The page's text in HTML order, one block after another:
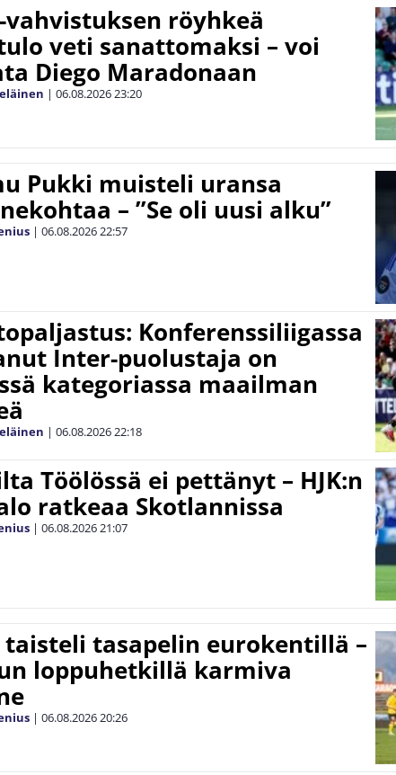
röyhkeä
veti sanattomaksi – voi
Diego Maradonaan
| 06.08.202623:20
Pukki muisteli uransa
– ”Se oli uusi alku”
| 06.08.202622:57
Konferenssiliigassa
Inter-puolustaja on
kategoriassa maailman
| 06.08.202622:18
Töölössä ei pettänyt – HJK:n
ratkeaa Skotlannissa
| 06.08.202621:07
taisteli tasapelin eurokentillä –
loppuhetkillä karmiva
| 06.08.202620:26